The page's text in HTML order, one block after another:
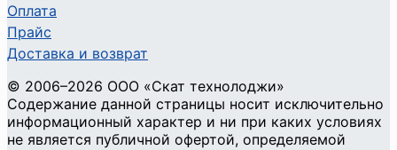
Оплата
Прайс
Доставка и возврат
© 2006–2026 ООО «Скат технолоджи»
Содержание данной страницы носит исключительно
информационный характер и ни при каких условиях
не является публичной офертой, определяемой